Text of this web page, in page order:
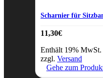
Scharnier für
11,30€
Enthält 19% MwSt.
zzgl. Versand
Gehe zum